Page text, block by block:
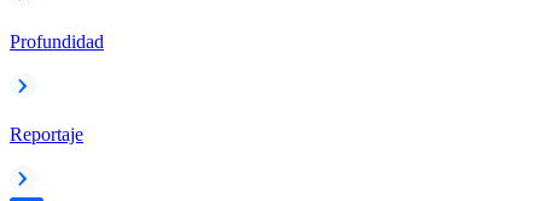
Profundidad
Reportaje